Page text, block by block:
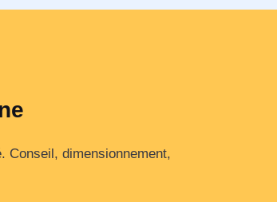
Conseil, dimensionnement,